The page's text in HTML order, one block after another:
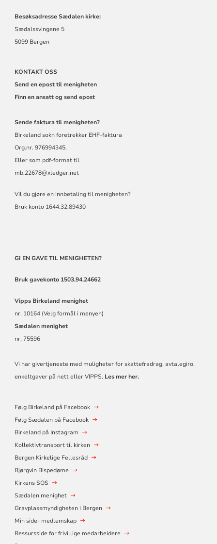
Besøksadresse Sædalen kirke:
Sædalssvingene 5
5099 Bergen
KONTAKT OSS
Send en epost til menigheten
Finn en ansatt og send epost
Sende faktura til menigheten?
Birkeland sokn foretrekker EHF-faktura
Org.nr. 976994345.
Eller som pdf-format til
mb.22678@xledger.net
Vil du gjøre en innbetaling til menigheten?
Bruk konto 1644.32.89430
GI EN GAVE TIL MENIGHETEN?
Bruk gavekonto 1503.94.24662
Vipps Birkeland menighet
nr. 10164 (Velg formål i menyen)
Sædalen menighet
nr. 75596
Vi har givertjeneste med muligheter for skattefradrag, avtalegiro,
enkeltgaver på nett eller VIPPS. Les mer her.
Følg Birkeland på Facebook
Følg Sædalen på Facebook
Birkeland på Instagram
Kollektivtransport til kirken
Bergen Kirkelige Fellesråd
Bjørgvin Bispedøme
Kirkens SOS
Sædalen menighet
Gravplassmyndigheten i Bergen
Min side- medlemskap
Ressursside for frivillige medarbeidere